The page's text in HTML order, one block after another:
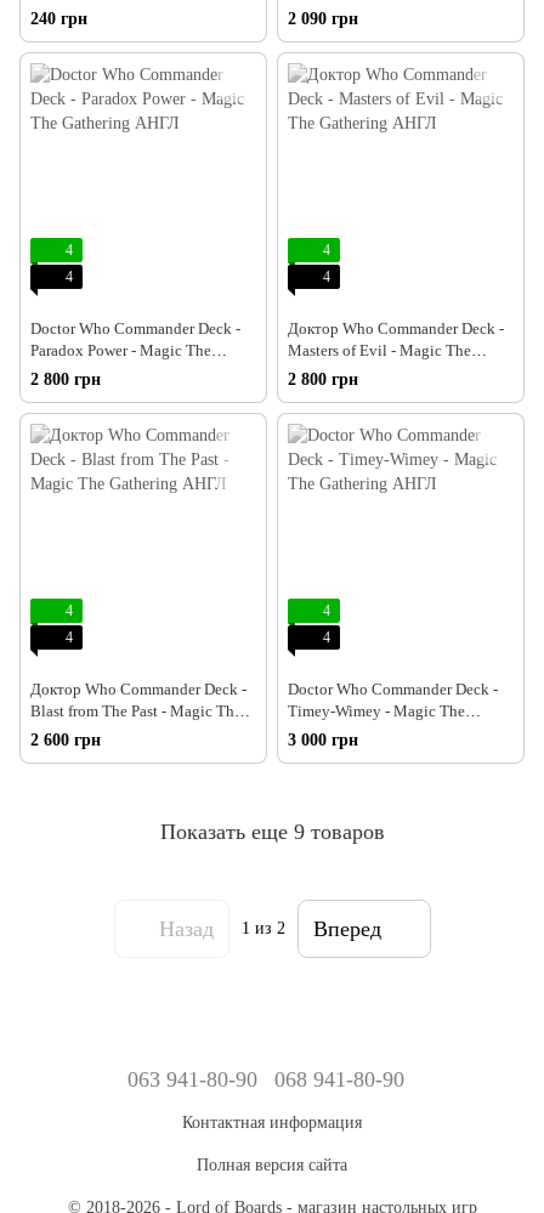
The Gathering АНГЛ
240 грн
АНГЛ
2 090 грн
4
4
Doctor Who Commander Deck -
Paradox Power - Magic The
Gathering АНГЛ
2 800 грн
4
4
Доктор Who Commander Deck -
Masters of Evil - Magic The
Gathering АНГЛ
2 800 грн
4
4
Доктор Who Commander Deck -
Blast from The Past - Magic The
Gathering АНГЛ
2 600 грн
4
4
Doctor Who Commander Deck -
Timey-Wimey - Magic The
Gathering АНГЛ
3 000 грн
Показать еще 9 товаров
Назад 1 из 2 Вперед
063 941-80-90 068 941-80-90
Контактная информация
Полная версия сайта
© 2018-2026 - Lord of Boards - магазин настольных игр